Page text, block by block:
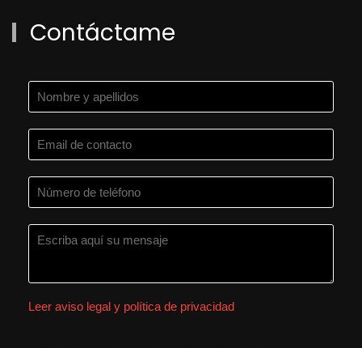
Contáctame
Leer aviso legal y política de privacidad